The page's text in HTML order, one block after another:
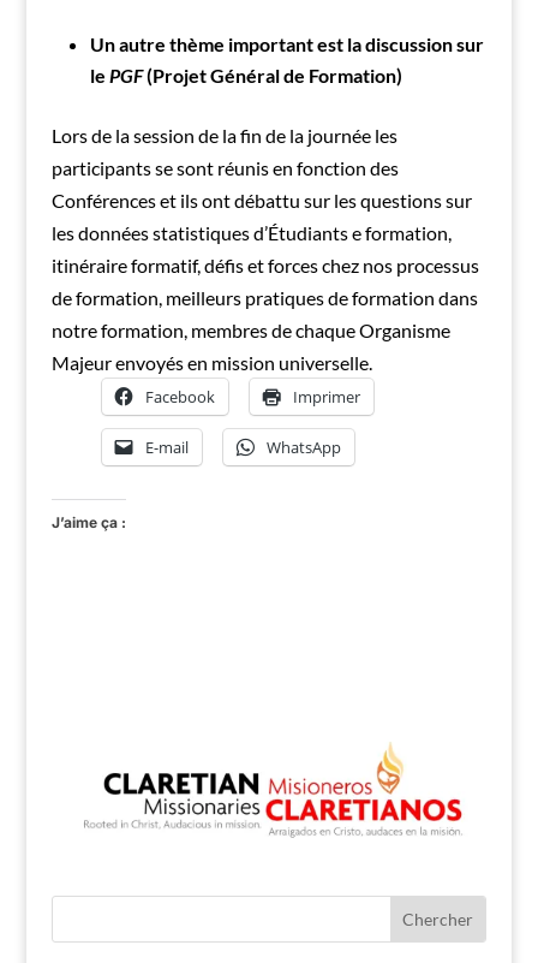
Un autre thème important est la discussion sur
le PGF(Projet Général de Formation)
Lors de la session de la fin de la journée les
participants se sont réunis en fonction des
Conférences et ils ont débattu sur les questions sur
les données statistiques d’Étudiants e formation,
itinéraire formatif, défis et forces chez nos processus
de formation, meilleurs pratiques de formation dans
notre formation, membres de chaque Organisme
Majeur envoyés en mission universelle.
Facebook Imprimer
E-mail WhatsApp
J’aime ça :